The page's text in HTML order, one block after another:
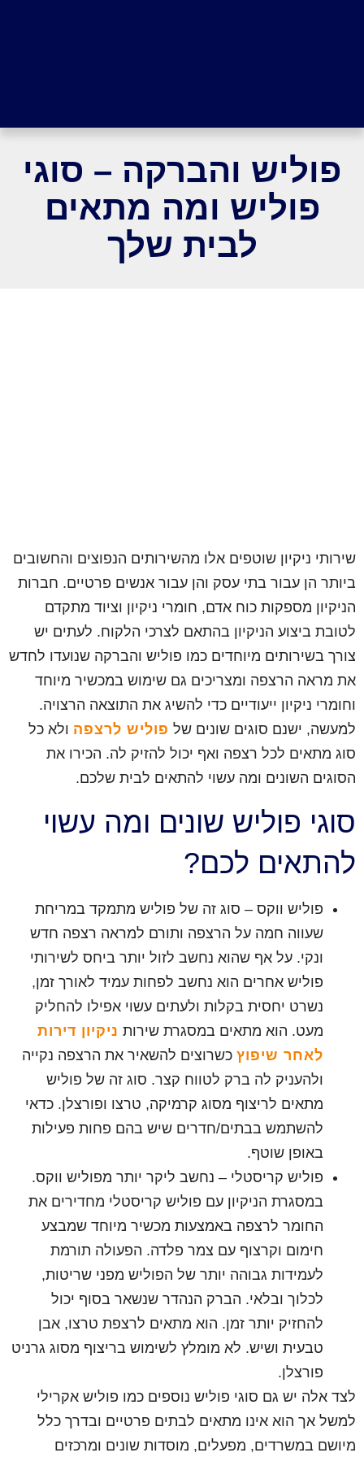
פוליש והברקה – סוגי
פוליש ומה מתאים
לבית שלך
שירותי ניקיון שוטפים אלו מהשירותים הנפוצים והחשובים
ביותר הן עבור בתי עסק והן עבור אנשים פרטיים. חברות
הניקיון מספקות כוח אדם, חומרי ניקיון וציוד מתקדם
לטובת ביצוע הניקיון בהתאם לצרכי הלקוח. לעתים יש
צורך בשירותים מיוחדים כמו פוליש והברקה שנועדו לחדש
את מראה הרצפה ומצריכים גם שימוש במכשיר מיוחד
וחומרי ניקיון ייעודיים כדי להשיג את התוצאה הרצויה.
למעשה, ישנם סוגים שונים של פוליש לרצפה ולא כל
סוג מתאים לכל רצפה ואף יכול להזיק לה. הכירו את
הסוגים השונים ומה עשוי להתאים לבית שלכם.
סוגי פוליש שונים ומה עשוי
להתאים לכם?
פוליש ווקס – סוג זה של פוליש מתמקד במריחת
שעווה חמה על הרצפה ותורם למראה רצפה חדש
ונקי. על אף שהוא נחשב לזול יותר ביחס לשירותי
פוליש אחרים הוא נחשב לפחות עמיד לאורך זמן,
נשרט יחסית בקלות ולעתים עשוי אפילו להחליק
מעט. הוא מתאים במסגרת שירות ניקיון דירות
לאחר שיפוץ כשרוצים להשאיר את הרצפה נקייה
ולהעניק לה ברק לטווח קצר. סוג זה של פוליש
מתאים לריצוף מסוג קרמיקה, טרצו ופורצלן. כדאי
להשתמש בבתים/חדרים שיש בהם פחות פעילות
באופן שוטף.
פוליש קריסטלי – נחשב ליקר יותר מפוליש ווקס.
במסגרת הניקיון עם פוליש קריסטלי מחדירים את
החומר לרצפה באמצעות מכשיר מיוחד שמבצע
חימום וקרצוף עם צמר פלדה. הפעולה תורמת
לעמידות גבוהה יותר של הפוליש מפני שריטות,
לכלוך ובלאי. הברק הנהדר שנשאר בסוף יכול
להחזיק יותר זמן. הוא מתאים לרצפת טרצו, אבן
טבעית ושיש. לא מומלץ לשימוש בריצוף מסוג גרניט
פורצלן.
לצד אלה יש גם סוגי פוליש נוספים כמו פוליש אקרילי
למשל אך הוא אינו מתאים לבתים פרטיים ובדרך כלל
מיושם במשרדים, מפעלים, מוסדות שונים ומרכזים